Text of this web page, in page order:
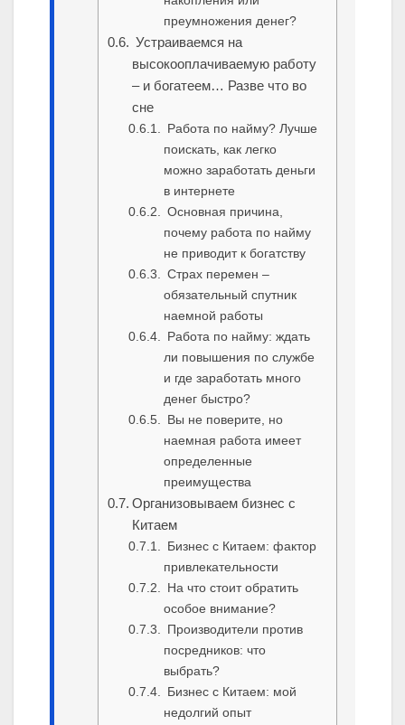
преумножения денег?
Устраиваемся на
высокооплачиваемую работу
– и богатеем… Разве что во
сне
Работа по найму? Лучше
поискать, как легко
можно заработать деньги
в интернете
Основная причина,
почему работа по найму
не приводит к богатству
Страх перемен –
обязательный спутник
наемной работы
Работа по найму: ждать
ли повышения по службе
и где заработать много
денег быстро?
Вы не поверите, но
наемная работа имеет
определенные
преимущества
Организовываем бизнес с
Китаем
Бизнес с Китаем: фактор
привлекательности
На что стоит обратить
особое внимание?
Производители против
посредников: что
выбрать?
Бизнес с Китаем: мой
недолгий опыт